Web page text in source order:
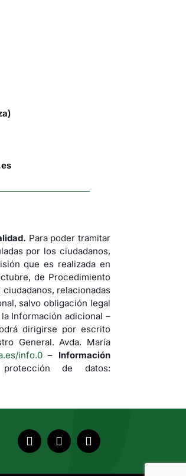
Para poder tramitar
por los ciudadanos,
que es realizada en
de Procedimiento
relacionadas
salvo obligación legal
Información adicional –
dirigirse por escrito
General. Avda. María
info.0– Información
de datos: